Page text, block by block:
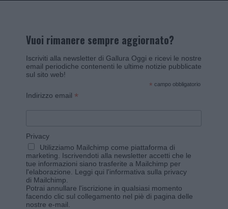
Vuoi rimanere sempre aggiornato?
Iscriviti alla newsletter di Gallura Oggi e ricevi le nostre
email periodiche contenenti le ultime notizie pubblicate
sul sito web!
* campo obbligatorio
Indirizzo email *
Privacy
Utilizziamo Mailchimp come piattaforma di
marketing. Iscrivendoti alla newsletter accetti che le
tue informazioni siano trasferite a Mailchimp per
l'elaborazione. Leggi qui l'informativa sulla privacy
di Mailchimp
Potrai annullare l'iscrizione in qualsiasi momento
facendo clic sul collegamento nel piè di pagina delle
nostre e-mail.